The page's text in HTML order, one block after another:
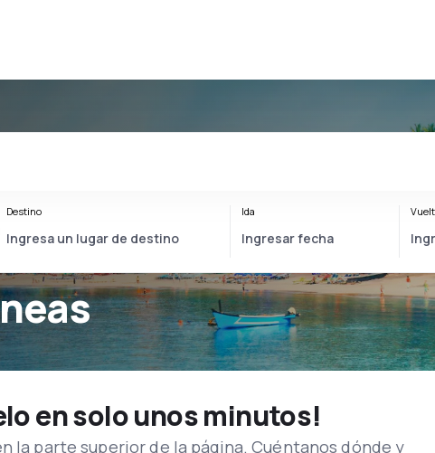
Destino Ida
en solo unos minutos!
la parte superior de la página. Cuéntanos dónde y